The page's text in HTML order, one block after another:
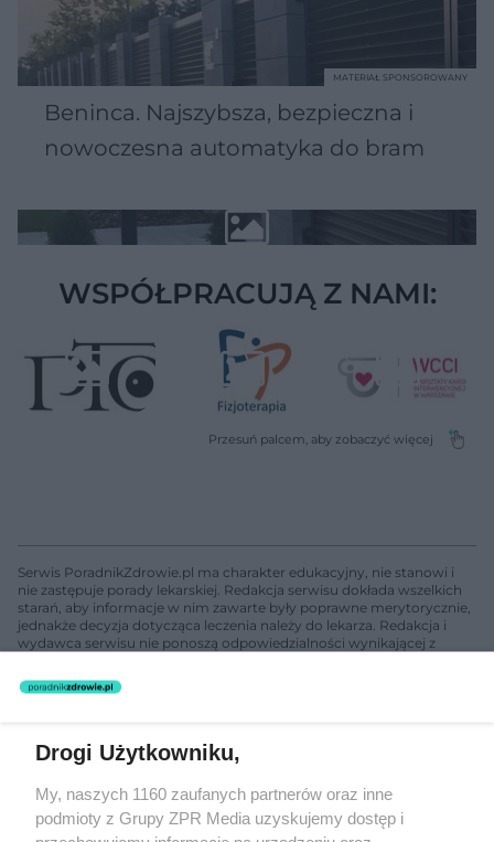
Beninca. Najszybsza, bezpieczna i
nowoczesna automatyka do bram
MATERIAŁ SPONSOROWANY
WSPÓŁPRACUJĄ Z NAMI:
Serwis PoradnikZdrowie.pl ma charakter edukacyjny, nie stanowi i
nie zastępuje porady lekarskiej. Redakcja serwisu dokłada wszelkich
starań, aby informacje w nim zawarte były poprawne merytorycznie,
jednakże decyzja dotycząca leczenia należy do lekarza. Redakcja i
wydawca serwisu nie ponoszą odpowiedzialności wynikającej z
nie prowadzi działalności leczniczej polegającej na udzielaniu
świadczeń zdrowotnych w rozumieniu art. 3 ust 1 ustawy o
Żaden utwór zamieszczony w serwisie nie może być powielany i
rozpowszechniany lub dalej rozpowszechniany w jakikolwiek sposób
(w tym także elektroniczny lub mechaniczny) na jakimkolwiek polu
eksploatacji w jakiejkolwiek formie, włącznie z umieszczaniem w
Drogi Użytkowniku,
My, naszych 1160 zaufanych partnerów oraz inne
podmioty z Grupy ZPR Media uzyskujemy dostęp i